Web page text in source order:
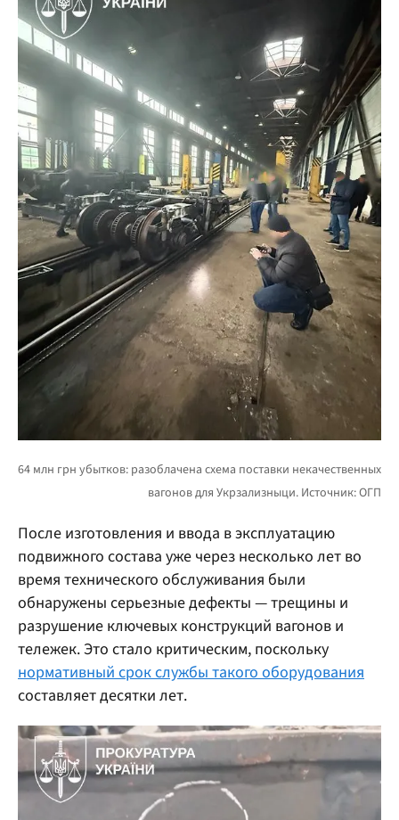
После изготовления и ввода в эксплуатацию
подвижного состава уже через несколько лет во
время технического обслуживания были
обнаружены серьезные дефекты — трещины и
разрушение ключевых конструкций вагонов и
тележек. Это стало критическим, поскольку
нормативный срок службы такого оборудования
составляет десятки лет.